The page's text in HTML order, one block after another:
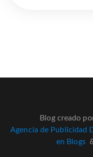
Blog creado
Agencia de Publicidad
en Blogs